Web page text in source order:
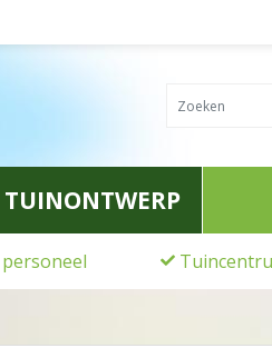
TUINONTWERP